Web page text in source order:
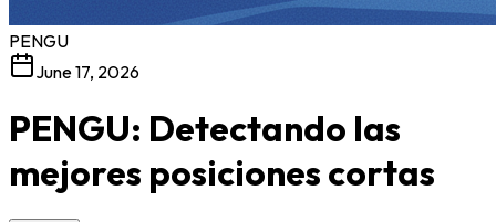
PENGU
June 17, 2026
PENGU: Detectando las
mejores posiciones cortas